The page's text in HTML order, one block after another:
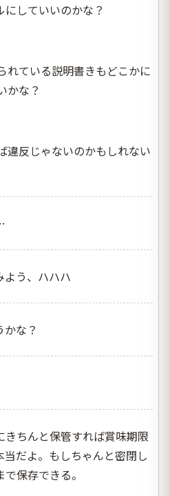
していいのかな？
れている説明書きもどこかに
かな？
違反じゃないのかもしれない
よう、ハハハ
な？
ちんと保管すれば賞味期限
だよ。もしちゃんと密閉し
保存できる。